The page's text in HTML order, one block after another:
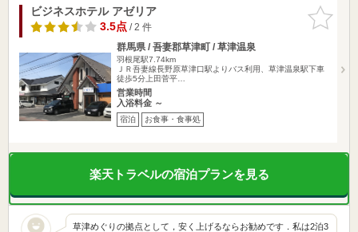
お気に入
りに追加
ビジネスホテル アゼリア
3.5点/ 2 件
群馬県 / 吾妻郡草津町 / 草津温泉
羽根尾駅7.74km
ＪＲ吾妻線長野原草津口駅よりバス利用、草津温泉駅下車
徒歩5分上田菅平…
営業時間
入浴料金 ～
宿泊 お食事・食事処
楽天トラベルの宿泊プランを見る
草津めぐりの拠点として，安く上げるならお勧めです．私は2泊3